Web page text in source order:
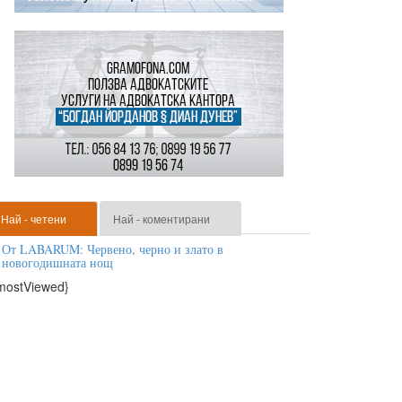
Най - четени Най - коментирани
От LABARUM: Червено, черно и злато в
новогодишната нощ